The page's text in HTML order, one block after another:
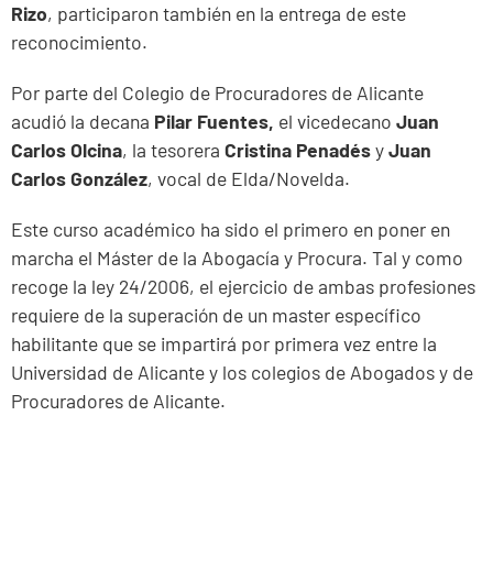
Rizo, participaron también en la entrega de este
reconocimiento.
Por parte del Colegio de Procuradores de Alicante
acudió la decana Pilar Fuentes, el vicedecano Juan
Carlos Olcina, la tesorera Cristina PenadésyJuan
Carlos González, vocal de Elda/Novelda.
Este curso académico ha sido el primero en poner en
marcha el Máster de la Abogacía y Procura. Tal y como
recoge la ley 24/2006, el ejercicio de ambas profesiones
requiere de la superación de un master específico
habilitante que se impartirá por primera vez entre la
Universidad de Alicante y los colegios de Abogados y de
Procuradores de Alicante.